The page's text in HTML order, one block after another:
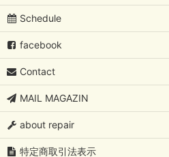
Schedule
facebook
Contact
MAIL MAGAZIN
about repair
特定商取引法表示